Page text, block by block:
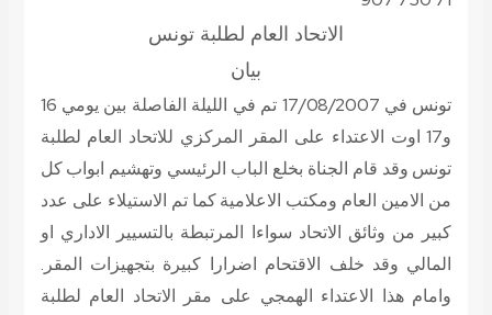
الاتحاد العام لطلبة تونس
بيان
تونس في 17/08/2007 تم في الليلة الفاصلة بين يومي 16
و17 اوت الاعتداء على المقر المركزي للاتحاد العام لطلبة
تونس وقد قام الجناة بخلع الباب الرئيسي وتهشيم ابواب كل
من الامين العام ومكتب الاعلامية كما تم الاستيلاء على عدد
كبير من وثائق الاتحاد سواءا المرتبطة بالتسيير الاداري او
المالي وقد خلف الاقتحام اضرارا كبيرة بتجهيزات المقر.
وامام هذا الاعتداء الهمجي على مقر الاتحاد العام لطلبة